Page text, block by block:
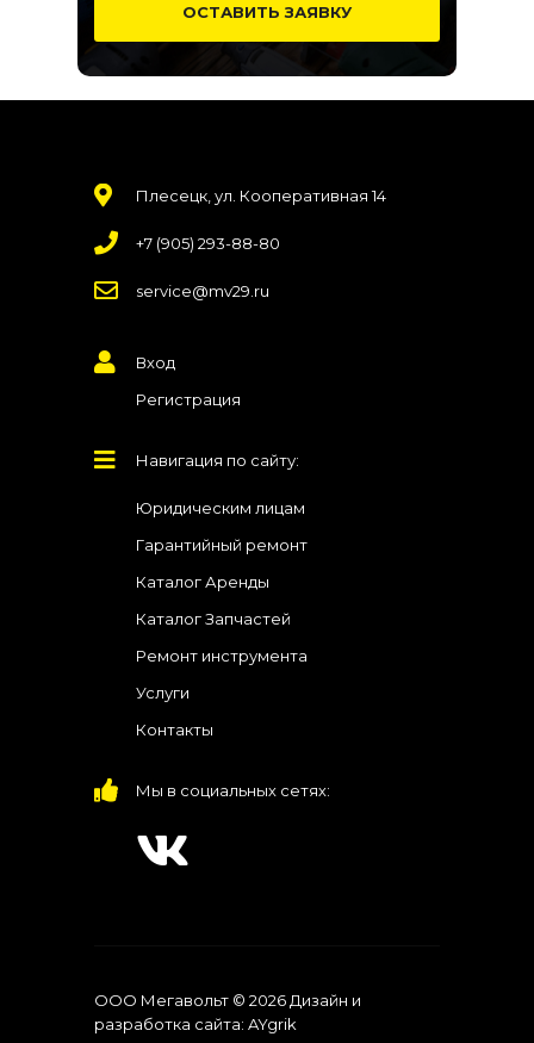
Плесецк, ул. Кооперативная 14
+7 (905) 293-88-80
service@mv29.ru
Вход
Регистрация
Навигация по сайту:
Юридическим лицам
Гарантийный ремонт
Каталог Аренды
Каталог Запчастей
Ремонт инструмента
Услуги
Контакты
Мы в социальных сетях:
ООО Мегавольт © 2026 Дизайн и
разработка сайта: AYgrik